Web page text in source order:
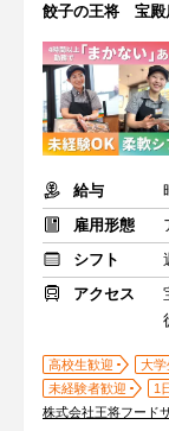
餃子の王将 宝殿
給与
雇用形態
シフト
アクセス
高校生歓迎 大学
未経験者歓迎
1
株式会社王将フード